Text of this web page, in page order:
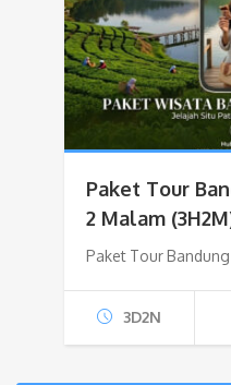
Paket Tour
2 Malam
Paket Tour
3D2N